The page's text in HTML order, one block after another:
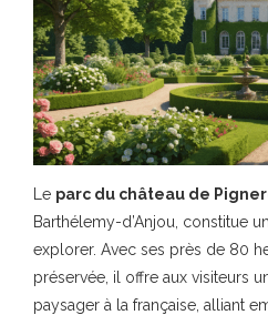
Le parc du château de
Barthélemy-d’Anjou, constitue
explorer. Avec ses près de 80
préservée, il offre aux visiteurs
paysager à la française, alliant